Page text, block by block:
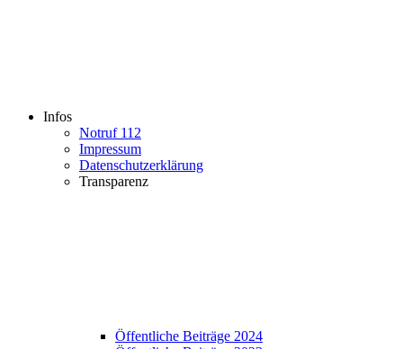
Infos
Notruf 112
Impressum
Datenschutzerklärung
Transparenz
Öffentliche Beiträge 2024